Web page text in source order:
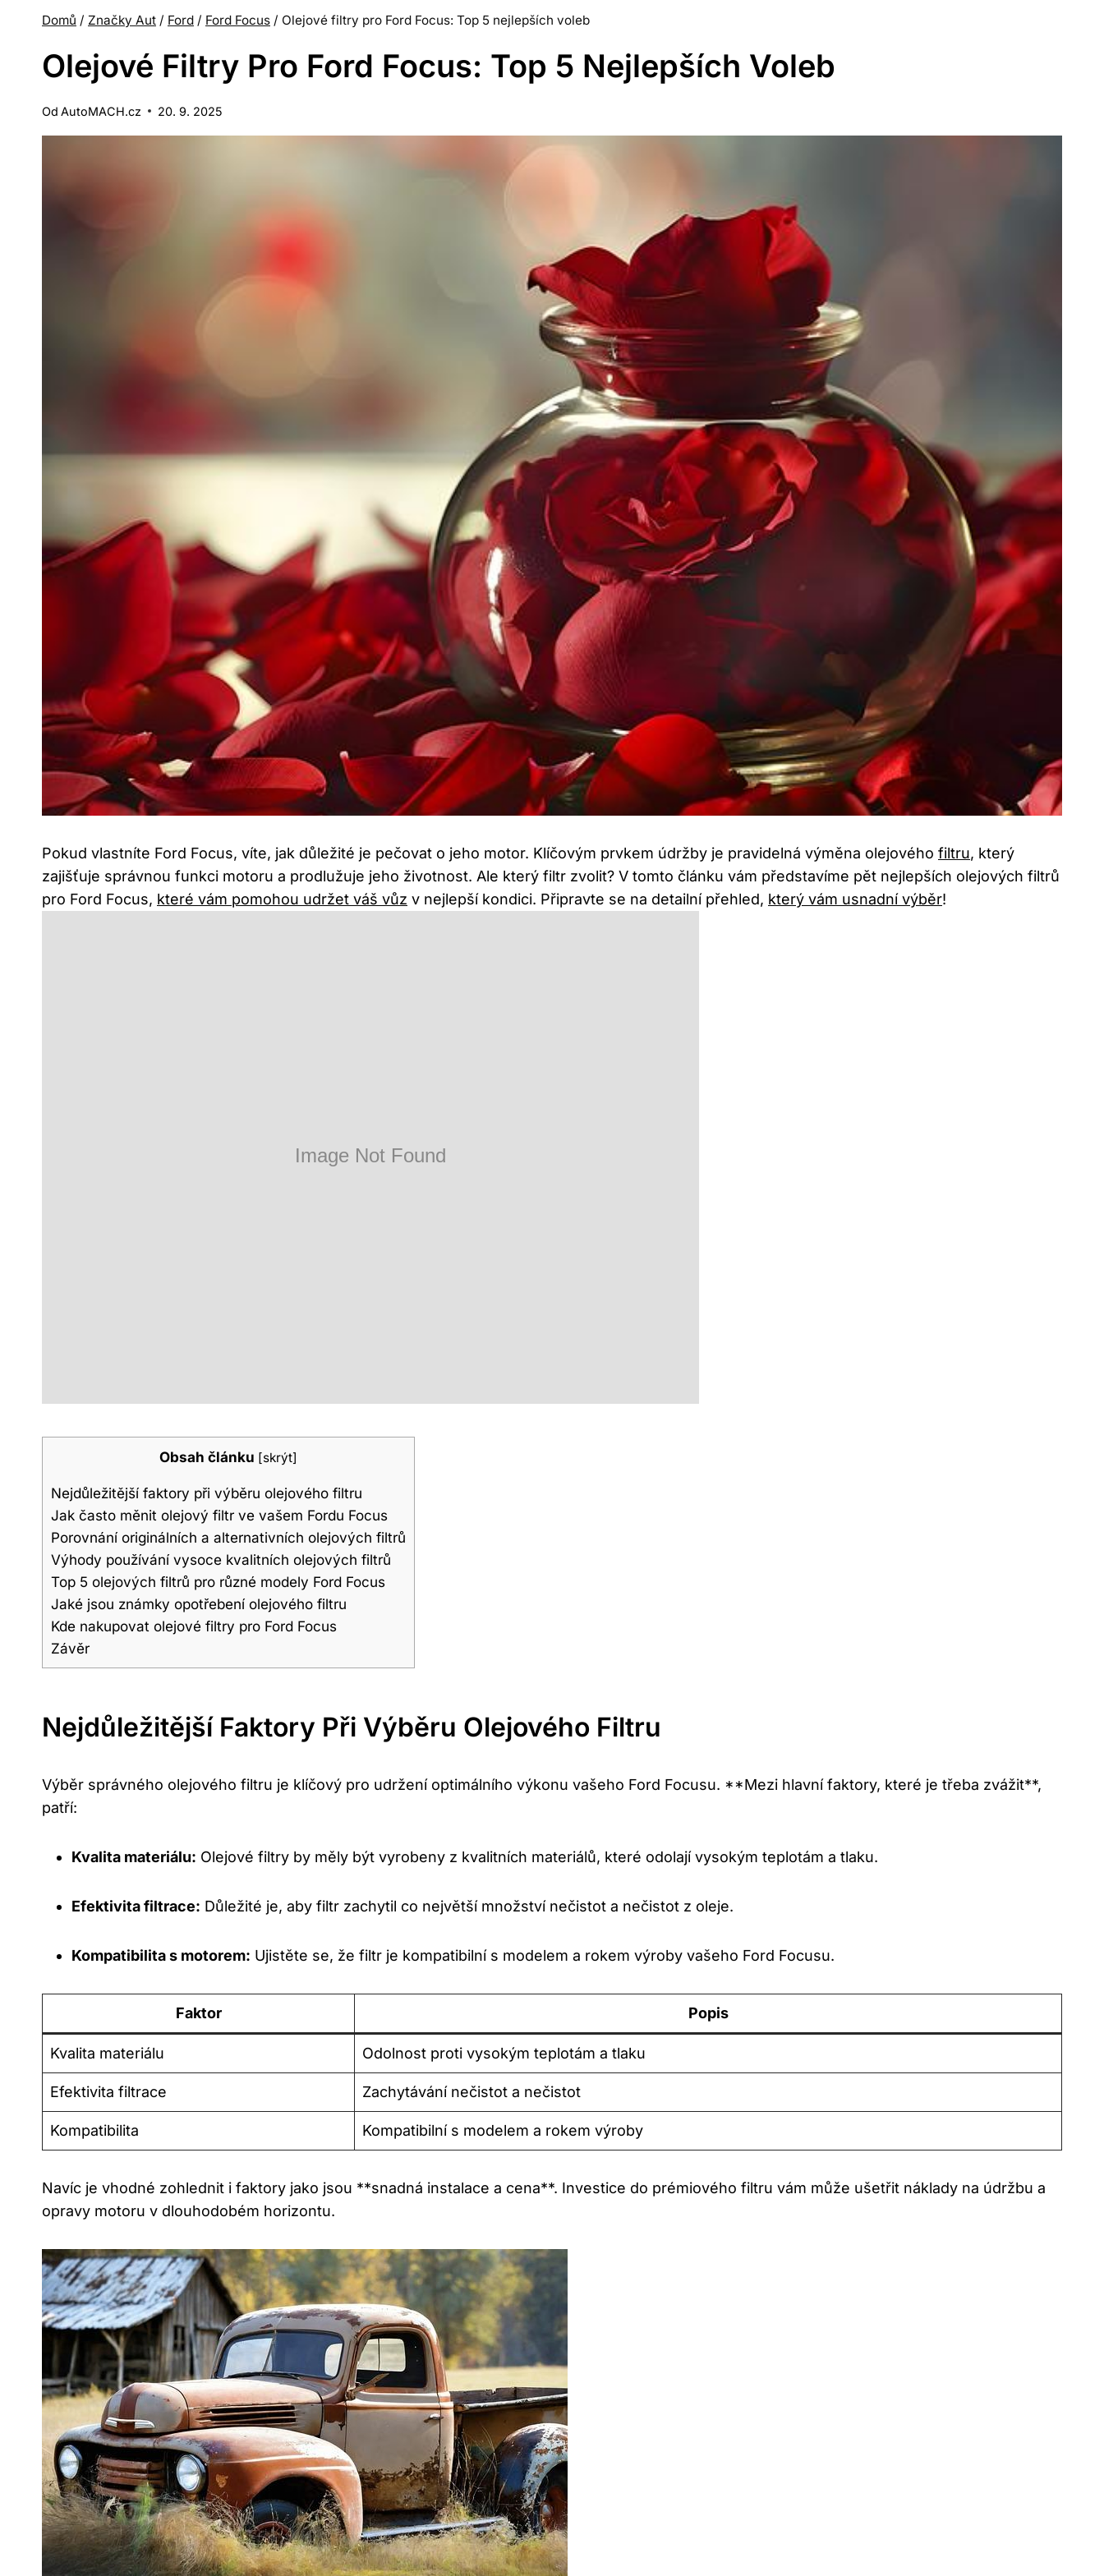
Domů / Značky Aut / Ford / Ford Focus / Olejové filtry pro Ford Focus: Top 5 nejlepších voleb
Olejové Filtry Pro Ford Focus: Top 5 Nejlepších Voleb
Od AutoMACH.cz 20. 9. 2025
Pokud vlastníte​ Ford ‍Focus, víte, jak‌ důležité⁢ je ​pečovat o jeho motor. Klíčovým ⁣prvkem​ údržby je pravidelná výměna​ olejového filtru, který
zajišťuje správnou funkci motoru a​ prodlužuje jeho životnost. Ale ‍který filtr zvolit? V⁤ tomto‌ článku vám představíme pět nejlepších olejových filtrů
pro Ford Focus, které vám pomohou udržet váš vůz v nejlepší kondici. Připravte se‌ na detailní přehled, který vám usnadní výběr!
Obsah článku [skrýt]
Nejdůležitější faktory při výběru olejového ‍filtru
Jak často měnit olejový filtr ve vašem‍ Fordu Focus
Porovnání originálních a alternativních olejových filtrů
Výhody používání vysoce kvalitních olejových filtrů
Top ​5 olejových filtrů‍ pro různé modely Ford Focus
Jaké ​jsou⁢ známky opotřebení ⁤olejového filtru
Kde nakupovat olejové⁢ filtry pro Ford Focus
Závěr
Nejdůležitější Faktory Při Výběru Olejového ‍filtru
Výběr správného olejového filtru je klíčový‌ pro udržení optimálního výkonu⁢ vašeho Ford Focusu. **Mezi hlavní faktory, které ⁣je třeba zvážit**,
patří:
Kvalita‍ materiálu: Olejové filtry by měly být vyrobeny z ​kvalitních materiálů, které odolají vysokým teplotám a ⁢tlaku.
Efektivita filtrace: Důležité je,⁣ aby filtr zachytil co největší množství nečistot a nečistot z⁢ oleje.
Kompatibilita s motorem: Ujistěte se, že filtr je kompatibilní s modelem a rokem výroby vašeho Ford ⁤Focusu.
Faktor Popis
Kvalita materiálu Odolnost proti ⁣vysokým teplotám a tlaku
Efektivita filtrace Zachytávání⁢ nečistot a nečistot
Kompatibilita Kompatibilní ⁣s⁢ modelem⁢ a ⁢rokem výroby
Navíc je vhodné zohlednit i faktory jako‍ jsou **snadná instalace a​ cena**. Investice do prémiového filtru vám​ může ušetřit‌ náklady na údržbu a
opravy motoru⁤ v‍ dlouhodobém ⁢horizontu.